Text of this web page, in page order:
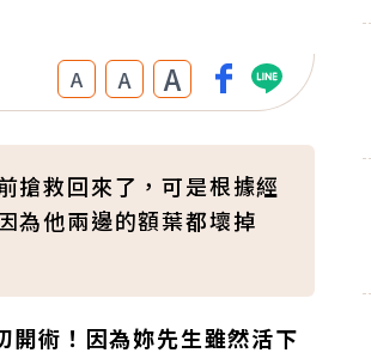
A A A
搶救回來了，可是根據經
為他兩邊的額葉都壞掉
開術！因為妳先生雖然活下